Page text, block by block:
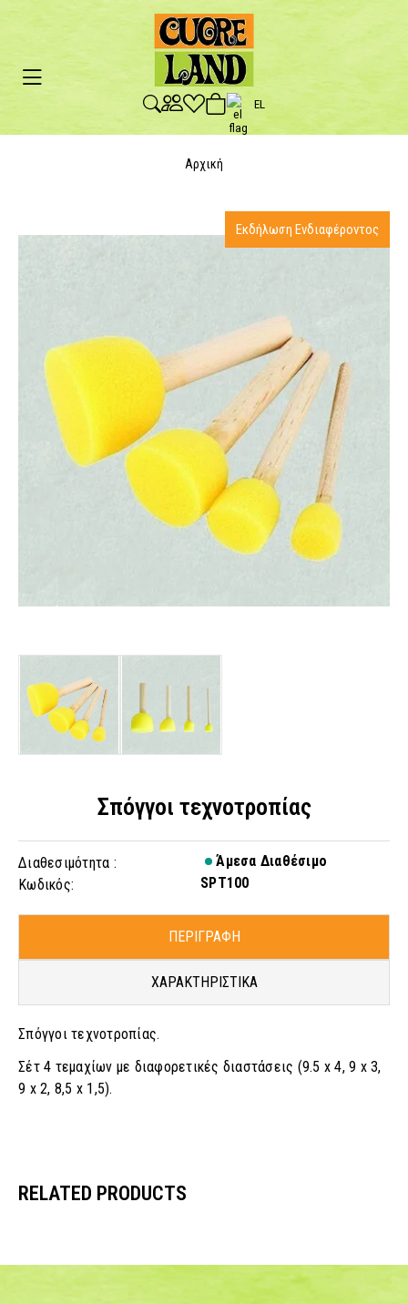
EL
Αρχική
Σπόγγοι τεχνοτροπίας
Διαθεσιμότητα :
Άμεσα Διαθέσιμο
Κωδικός:
SPT100
ΠΕΡΙΓΡΑΦΗ
ΧΑΡΑΚΤΗΡΙΣΤΙΚΑ
Σπόγγοι τεχνοτροπίας.
Σέτ 4 τεμαχίων με διαφορετικές διαστάσεις (9.5 x 4, 9 x 3,
9 x 2, 8,5 x 1,5).
Εκδήλωση Ενδιαφέροντος
RELATED PRODUCTS